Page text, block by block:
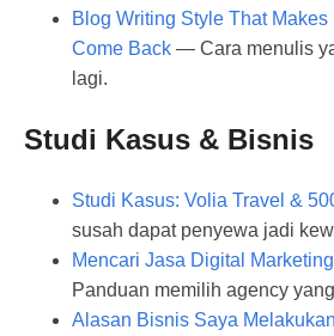
Blog Writing Style That Makes
Come Back — Cara menulis
lagi.
Studi Kasus & Bisnis
Studi Kasus: Volia Travel &
susah dapat penyewa jadi
Mencari Jasa Digital
Panduan memilih agency
Alasan Bisnis Saya